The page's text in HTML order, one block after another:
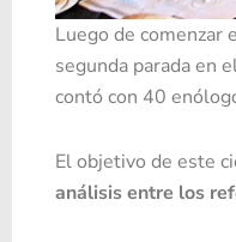
Luego de comenzar
segunda parada en
contó con 40
El objetivo de este
análisis entre los